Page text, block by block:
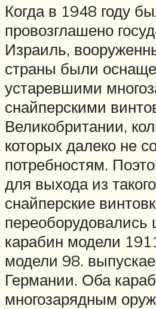
Когда в 1948 году
провозглашено
Израиль,
страны были
устаревшими
снайперскими
Великобритании,
которых далеко не
потребностям.
для выхода из
снайперские
переоборудовались
карабин модели
модели 98.
Германии. Оба
многозарядным